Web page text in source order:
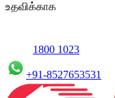
maintenance conveniently.
உதவிக்காக
1800 1023
+91-8527653531